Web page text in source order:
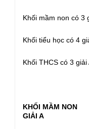
Khối mầm non có 3
Khối tiểu học có 4
Khối THCS có 3
KHỐI MẦM NON
GIẢI A